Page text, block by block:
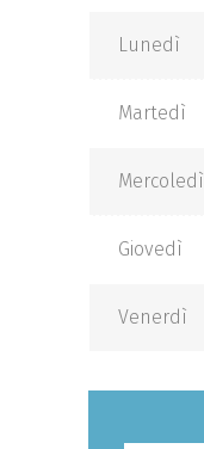
Lunedì
Martedì
Mercoledì
Giovedì
Venerdì